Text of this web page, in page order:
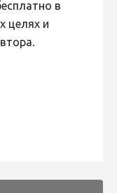
в
целях и